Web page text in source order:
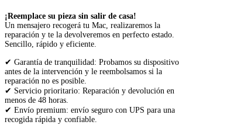
¡Reemplace su pieza sin salir de casa!
Un mensajero recogerá tu Mac, realizaremos la
reparación y te la devolveremos en perfecto estado.
Sencillo, rápido y eficiente.
✔ Garantía de tranquilidad: Probamos su dispositivo
antes de la intervención y le reembolsamos si la
reparación no es posible.
✔ Servicio prioritario: Reparación y devolución en
menos de 48 horas.
✔ Envío premium: envío seguro con UPS para una
recogida rápida y confiable.